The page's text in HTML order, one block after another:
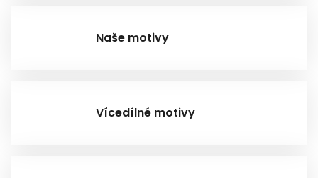
Naše motivy
Vícedílné motivy